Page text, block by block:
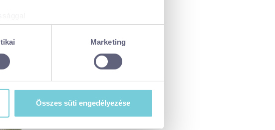
aktív ellenőrzésével
a
Részletek pontban. Bármikor
információkat szeretne e sütik
süti
Marketing
Összes süti engedélyezése